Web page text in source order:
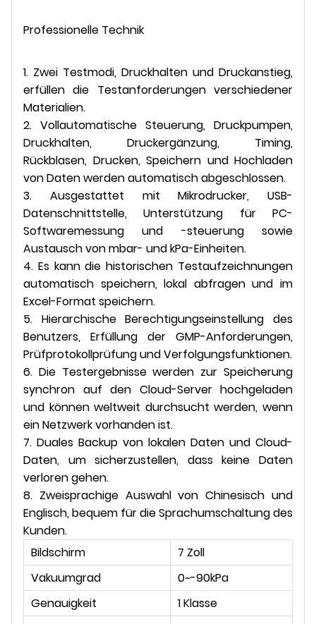
Professionelle Technik
1. Zwei Testmodi, Druckhalten und Druckanstieg,
erfüllen die Testanforderungen verschiedener
Materialien.
2. Vollautomatische Steuerung, Druckpumpen,
Druckhalten, Druckergänzung, Timing,
Rückblasen, Drucken, Speichern und Hochladen
von Daten werden automatisch abgeschlossen.
3. Ausgestattet mit Mikrodrucker, USB-
Datenschnittstelle, Unterstützung für PC-
Softwaremessung und -steuerung sowie
Austausch von mbar- und kPa-Einheiten.
4. Es kann die historischen Testaufzeichnungen
automatisch speichern, lokal abfragen und im
Excel-Format speichern.
5. Hierarchische Berechtigungseinstellung des
Benutzers, Erfüllung der GMP-Anforderungen,
Prüfprotokollprüfung und Verfolgungsfunktionen.
6. Die Testergebnisse werden zur Speicherung
synchron auf den Cloud-Server hochgeladen
und können weltweit durchsucht werden, wenn
ein Netzwerk vorhanden ist.
7. Duales Backup von lokalen Daten und Cloud-
Daten, um sicherzustellen, dass keine Daten
verloren gehen.
8. Zweisprachige Auswahl von Chinesisch und
Englisch, bequem für die Sprachumschaltung des
Kunden.
Bildschirm
7 Zoll
Vakuumgrad
0~-90kPa
Genauigkeit
1 Klasse